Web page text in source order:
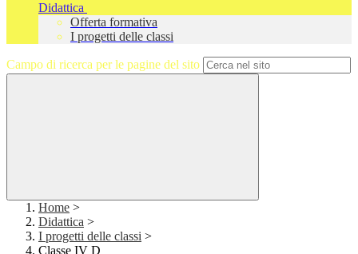
Didattica
Offerta formativa
I progetti delle classi
Campo di ricerca per le pagine del sito
Home >
Didattica >
I progetti delle classi >
Classe IV D